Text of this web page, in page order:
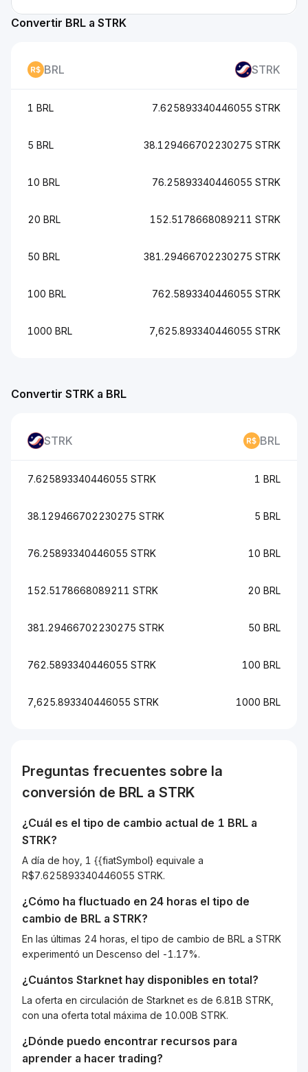
Convertir STRK a BRL
STRK BRL
7.625893340446055 STRK 1 BRL
38.129466702230275 STRK 5 BRL
76.25893340446055 STRK 10 BRL
152.5178668089211 STRK 20 BRL
381.29466702230275 STRK 50 BRL
762.5893340446055 STRK 100 BRL
7,625.893340446055 STRK 1000 BRL
Convertir BRL a STRK
BRL STRK
1 BRL 7.625893340446055 STRK
5 BRL 38.129466702230275 STRK
10 BRL 76.25893340446055 STRK
20 BRL 152.5178668089211 STRK
50 BRL 381.29466702230275 STRK
100 BRL 762.5893340446055 STRK
1000 BRL 7,625.893340446055 STRK
Preguntas frecuentes sobre la
conversión de BRL a STRK
¿Cuál es el tipo de cambio actual de 1 BRL a
STRK?
A día de hoy, 1 {{fiatSymbol} equivale a
R$7.625893340446055 STRK.
¿Cómo ha fluctuado en 24 horas el tipo de
cambio de BRL a STRK?
En las últimas 24 horas, el tipo de cambio de BRL a STRK
experimentó un Descenso del -1.17%.
¿Cuántos Starknet hay disponibles en total?
La oferta en circulación de Starknet es de 6.81B STRK,
con una oferta total máxima de 10.00B STRK.
¿Dónde puedo encontrar recursos para
aprender a hacer trading?